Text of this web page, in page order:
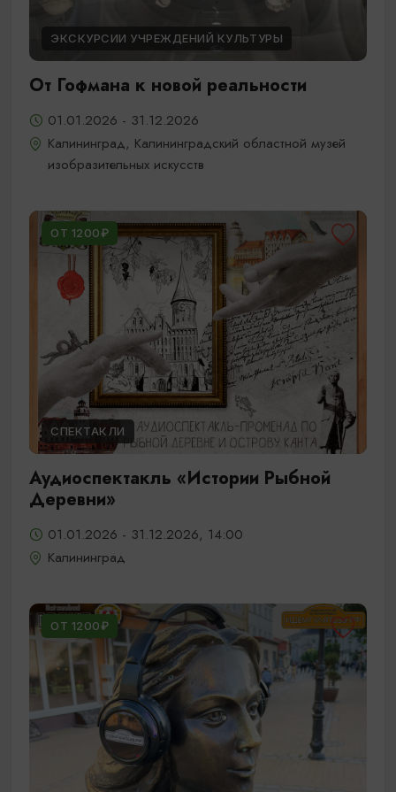
ЭКСКУРСИИ УЧРЕЖДЕНИЙ КУЛЬТУРЫ
От Гофмана к новой реальности
01.01.2026 - 31.12.2026
Калининград, Калининградский областной музей
изобразительных искусств
ОТ 1200₽
СПЕКТАКЛИ
Аудиоспектакль «Истории Рыбной
Деревни»
01.01.2026 - 31.12.2026, 14:00
Калининград
ОТ 1200₽